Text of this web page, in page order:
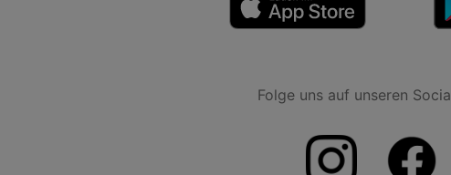
Folge uns auf unseren